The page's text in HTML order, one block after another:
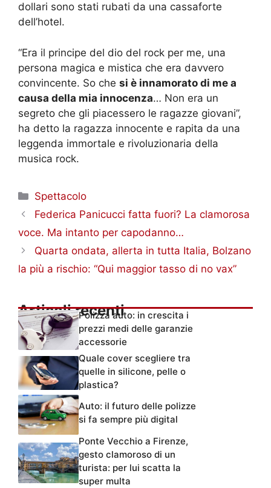
dollari sono stati rubati da una cassaforte
dell’hotel.
“Era il principe del dio del rock per me, una
persona magica e mistica che era davvero
convincente. So che si è innamorato di me a
causa della mia innocenza… Non era un
segreto che gli piacessero le ragazze giovani”,
ha detto la ragazza innocente e rapita da una
leggenda immortale e rivoluzionaria della
musica rock.
Categorie
Spettacolo
Federica Panicucci fatta fuori? La clamorosa
voce. Ma intanto per capodanno…
Quarta ondata, allerta in tutta Italia, Bolzano
la più a rischio: “Qui maggior tasso di no vax”
Articoli recentiPolizza auto: in crescita i
prezzi medi delle garanzie
accessorie
Quale cover scegliere tra
quelle in silicone, pelle o
plastica?
Auto: il futuro delle polizze
si fa sempre più digital
Ponte Vecchio a Firenze,
gesto clamoroso di un
turista: per lui scatta la
super multa